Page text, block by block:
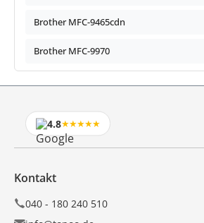
Brother MFC-9465cdn
Brother MFC-9970
4.8★★★★★
Kontakt
040 - 180 240 510